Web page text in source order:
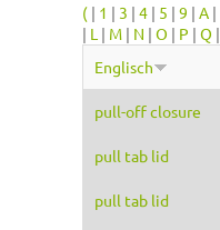
( | 1 | 3 | 4 | 5 | 9 | A |
| L | M | N | O | P | Q |
Englisch
pull-off closure
pull tab lid
pull tab lid